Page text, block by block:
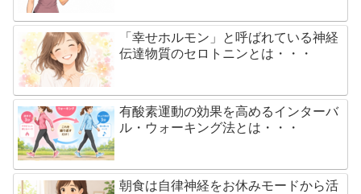
「幸せホルモン」と呼ばれている神経
伝達物質のセロトニンとは・・・
有酸素運動の効果を高めるインターバ
ル・ウォーキング法とは・・・
朝食は自律神経をお休みモードから活